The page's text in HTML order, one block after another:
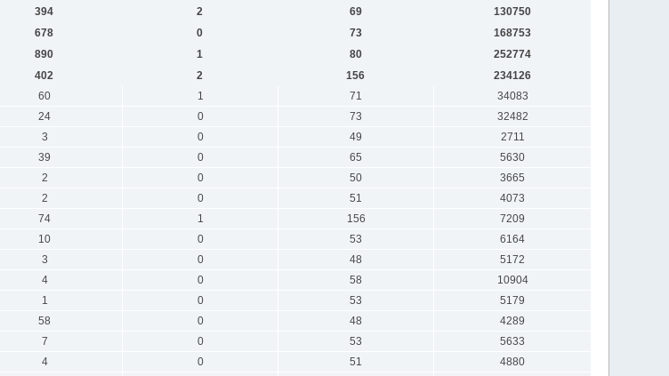
394 2 69
130750
678 0 73
168753
890 1 80
252774
402 2 156
234126
60 1 71
34083
24 0 73
32482
3 0 49
2711
39 0 65
5630
2 0 50
3665
2 0 51
4073
74 1 156
7209
10 0 53
6164
3 0 48
5172
4 0 58
10904
1 0 53
5179
58 0 48
4289
7 0 53
5633
4 0 51
4880